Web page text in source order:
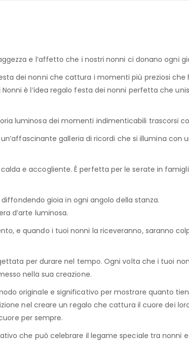
e l’affetto che i nostri nonni ci donano ogni
dei nonni che cattura i momenti più preziosi che
è l’idea regalo festa dei nonni perfetta che
luminosa dei momenti indimenticabili trascorsi
galleria di ricordi che si illumina con
e accogliente. È perfetta per le serate in
gioia in ogni angolo della stanza.
d’arte luminosa.
e quando i tuoi nonni la riceveranno, saranno
per durare nel tempo. Ogni volta che i tuoi
nella sua creazione.
originale e significativo per mostrare quanto
nel creare un regalo che cattura il cuore dei
per sempre.
che può celebrare il legame speciale tra nonni